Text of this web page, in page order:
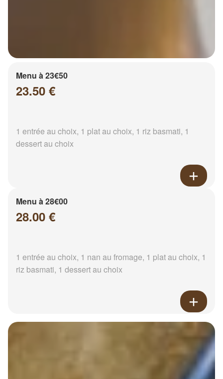
Menu à 23€50
23.50 €
1 entrée au choix, 1 plat au choix, 1 riz basmati, 1
dessert au choix
Menu à 28€00
28.00 €
1 entrée au choix, 1 nan au fromage, 1 plat au choix, 1
riz basmati, 1 dessert au choix